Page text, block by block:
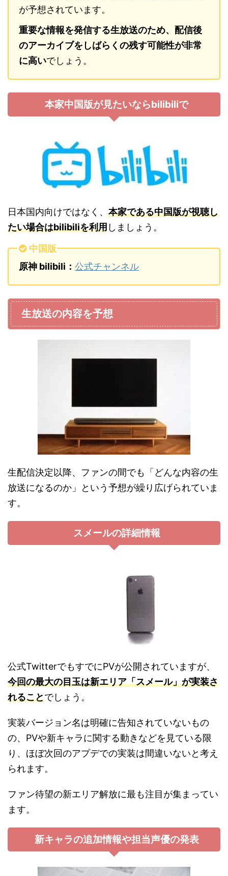
が予想されています。
重要な情報を発信する生放送のため、配信後
のアーカイブをしばらくの残す可能性が非常
に高いでしょう。
本家中国版が見たいならbilibiliで
日本国内向けではなく、 本家である中国版が視聴し
たい場合はbilibiliを利用しましょう。
中国版
原神 bilibili： 公式チャンネル
生放送の内容を予想
生配信決定以降、ファンの間でも「どんな内容の生
放送になるのか」という予想が繰り広げられていま
す。
スメールの詳細情報
公式TwitterでもすでにPVが公開されていますが、
今回の最大の目玉は新エリア「スメール」が実装さ
れることでしょう。
実装バージョン名は明確に告知されていないもの
の、PVや新キャラに関する動きなどを見ている限
り、ほぼ次回のアプデでの実装は間違いないと考え
られます。
ファン待望の新エリア解放に最も注目が集まってい
ます。
新キャラの追加情報や担当声優の発表